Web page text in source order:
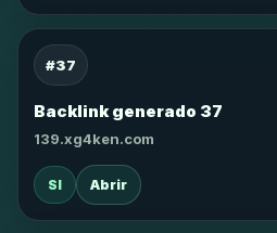
#37
Backlink generado 37
139.xg4ken.com
SI Abrir